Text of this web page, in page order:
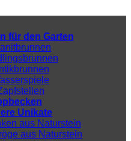
für den Garten
Unikate
aus Naturstein
aus Naturstein